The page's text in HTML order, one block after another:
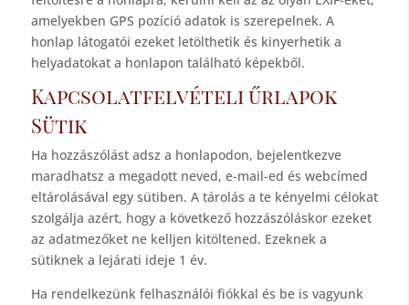
amelyekben GPS pozíció adatok is szerepelnek. A
honlap látogatói ezeket letölthetik és kinyerhetik a
helyadatokat a honlapon található képekből.
Kapcsolatfelvételi űrlapok
Sütik
Ha hozzászólást adsz a honlapodon, bejelentkezve
maradhatsz a megadott neved, e-mail-ed és webcímed
eltárolásával egy sütiben. A tárolás a te kényelmi célokat
szolgálja azért, hogy a következő hozzászóláskor ezeket
az adatmezőket ne kelljen kitöltened. Ezeknek a
sütiknek a lejárati ideje 1 év.
Ha rendelkezünk felhasználói fiókkal és be is vagyunk